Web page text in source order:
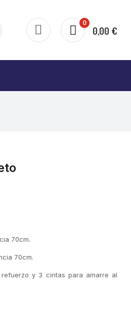
0
0,00 €
70cm.
70cm.
refuerzo y 3 cintas para amarre al